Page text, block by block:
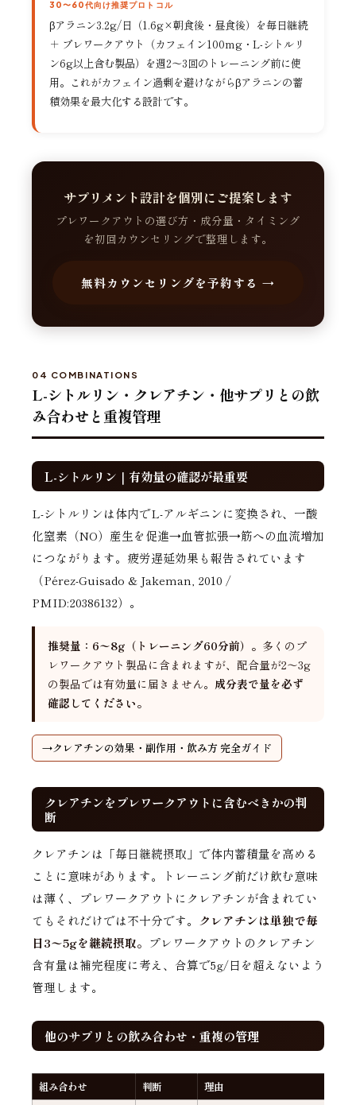
30〜60代向け推奨プロトコル
βアラニン3.2g/日（1.6g×朝食後・昼食後）を毎日継続
＋ プレワークアウト（カフェイン100mg・L-シトルリ
ン6g以上含む製品）を週2〜3回のトレーニング前に使
用。これがカフェイン過剰を避けながらβアラニンの蓄
積効果を最大化する設計です。
サプリメント設計を個別にご提案します
プレワークアウトの選び方・成分量・タイミング
を初回カウンセリングで整理します。
無料カウンセリングを予約する →
04 COMBINATIONS
L-シトルリン・クレアチン・他サプリとの飲
み合わせと重複管理
L-シトルリン｜有効量の確認が最重要
L-シトルリンは体内でL-アルギニンに変換され、一酸
化窒素（NO）産生を促進→血管拡張→筋への血流増加
につながります。疲労遅延効果も報告されています
（Pérez-Guisado & Jakeman, 2010 /
PMID:20386132）。
推奨量：6〜8g（トレーニング60分前）。 多くのプ
レワークアウト製品に含まれますが、配合量が2〜3g
の製品では有効量に届きません。 成分表で量を必ず
確認してください。
クレアチンの効果・副作用・飲み方 完全ガイド
クレアチンをプレワークアウトに含むべきかの判
断
クレアチンは「毎日継続摂取」で体内蓄積量を高める
ことに意味があります。トレーニング前だけ飲む意味
は薄く、プレワークアウトにクレアチンが含まれてい
てもそれだけでは不十分です。 クレアチンは単独で毎
日3〜5gを継続摂取。 プレワークアウトのクレアチン
含有量は補完程度に考え、合算で5g/日を超えないよう
管理します。
他のサプリとの飲み合わせ・重複の管理
組み合わせ 判断
理由